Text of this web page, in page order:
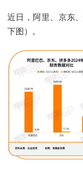
近日，阿里、京东
下图）。